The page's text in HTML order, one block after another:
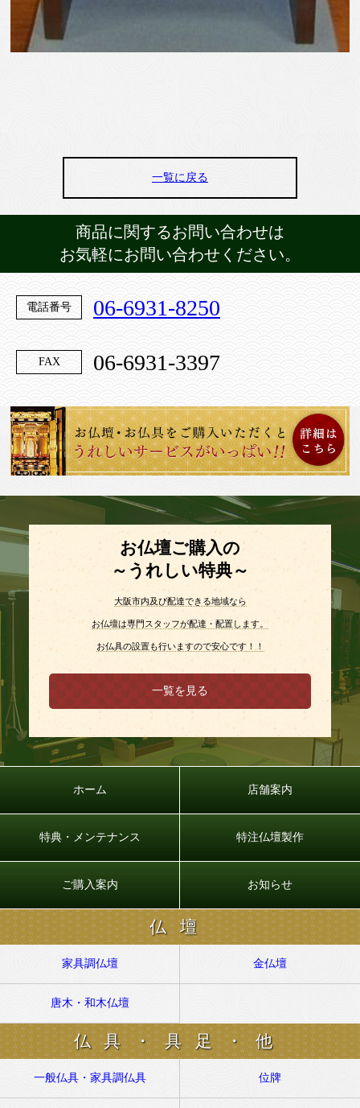
一覧に戻る
商品に関するお問い合わせは
お気軽にお問い合わせください。
電話番号 06-6931-8250
FAX 06-6931-3397
お仏壇ご購入の
～うれしい特典～
大阪市内及び配達できる地域なら
お仏壇は専門スタッフが配達・配置します。
お仏具の設置も行いますので安心です！！
一覧を見る
ホーム 店舗案内
特典・メンテナンス 特注仏壇製作
ご購入案内 お知らせ
仏壇
家具調仏壇 金仏壇
唐木・和木仏壇
仏具・具足・他
一般仏具・家具調仏具 位牌